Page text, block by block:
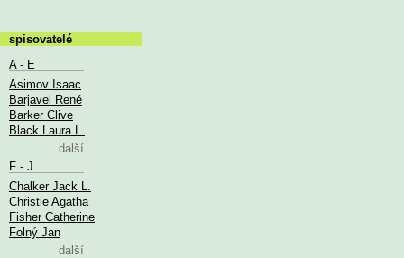
spisovatelé
A - E
Asimov Isaac
Barjavel René
Barker Clive
Black Laura L.
další
F - J
Chalker Jack L.
Christie Agatha
Fisher Catherine
Folný Jan
další